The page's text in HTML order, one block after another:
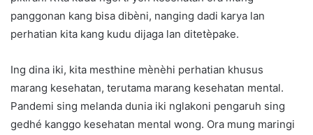
panggonan kang bisa dibèni, nanging dadi karya lan
perhatian kita kang kudu dijaga lan ditetèpake.
Ing dina iki, kita mesthine mènèhi perhatian khusus
marang kesehatan, terutama marang kesehatan mental.
Pandemi sing melanda dunia iki nglakoni pengaruh sing
gedhé kanggo kesehatan mental wong. Ora mung maringi